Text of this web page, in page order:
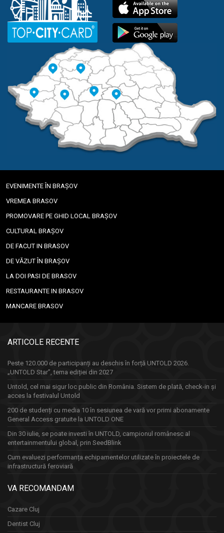
EVENIMENTE ÎN BRAȘOV
VREMEA BRASOV
PROMOVARE PE GHID LOCAL BRAȘOV
CULTURAL BRAȘOV
DE FACUT IN BRASOV
DE VĂZUT ÎN BRAȘOV
LA DOI PASI DE BRASOV
RESTAURANTE IN BRASOV
MANCARE BRASOV
ARTICOLE RECENTE
Peste 120.000 de participanți au deschis în forță UNTOLD 2026.
„UNTOLD Star”, tema ediției din 2027
Untold, cel mai sigur loc public din România. Sistem de plată, check-in și
acces la festivalul Untold
200 de studenți cu media 10 în sesiunea de vară vor primi abonamente
General Access gratuite la UNTOLD ONE
Din 30 iulie, se poate investi în UNTOLD, campionul românesc al
entertainmentului global, prin SeedBlink
Cum evaluezi performanța echipamentelor utilizate în proiectele de
infrastructură feroviară
VA RECOMANDAM
Cazare Cluj
Dentist Cluj